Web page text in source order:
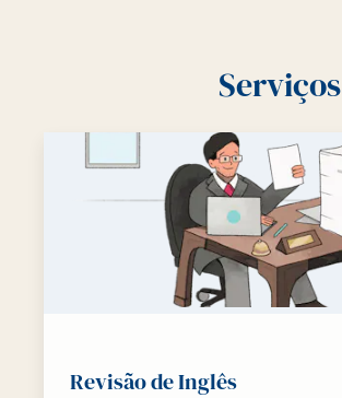
Serviços
Revisão de Inglês